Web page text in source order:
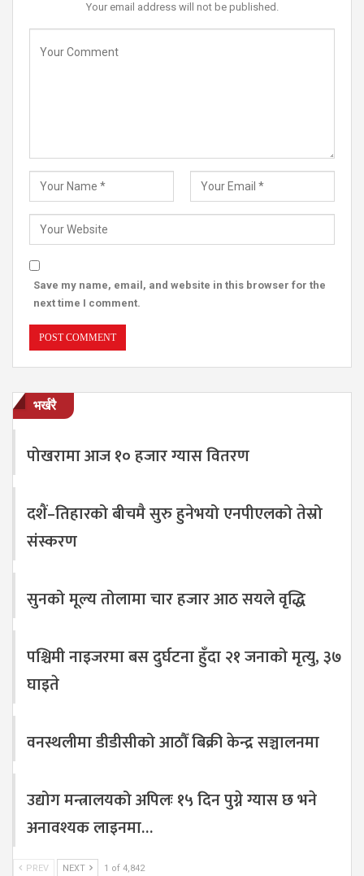
Your email address will not be published.
Save my name, email, and website in this browser for the
next time I comment.
भर्खरै
पोखरामा आज १० हजार ग्यास वितरण
दशैं–तिहारको बीचमै सुरु हुनेभयो एनपीएलको तेस्रो
संस्करण
सुनको मूल्य तोलामा चार हजार आठ सयले वृद्धि
पश्चिमी नाइजरमा बस दुर्घटना हुँदा २१ जनाको मृत्यु, ३७
घाइते
वनस्थलीमा डीडीसीको आठौँ बिक्री केन्द्र सञ्चालनमा
उद्योग मन्त्रालयको अपिलः १५ दिन पुग्ने ग्यास छ भने
अनावश्यक लाइनमा…
PREV NEXT 1 of 4,842